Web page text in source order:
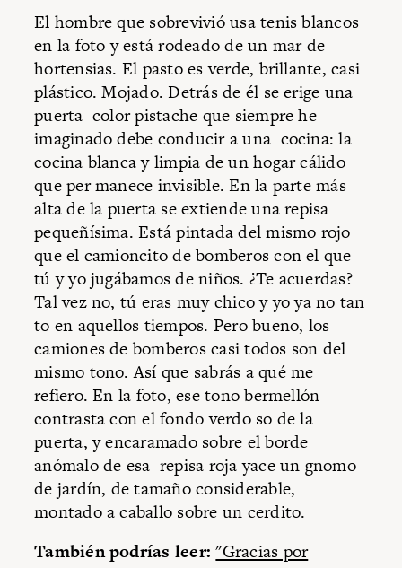
El hombre que sobrevivió usa tenis blancos
en la foto y está rodeado de un mar de
hortensias. El pasto es verde, brillante, casi
plástico. Mojado. Detrás de él se erige una
puerta color pistache que siempre he
imaginado debe conducir a una cocina: la
cocina blanca y limpia de un hogar cálido
que per manece invisible. En la parte más
alta de la puerta se extiende una repisa
pequeñísima. Está pintada del mismo rojo
que el camioncito de bomberos con el que
tú y yo jugábamos de niños. ¿Te acuerdas?
Tal vez no, tú eras muy chico y yo ya no tan
to en aquellos tiempos. Pero bueno, los
camiones de bomberos casi todos son del
mismo tono. Así que sabrás a qué me
refiero. En la foto, ese tono bermellón
contrasta con el fondo verdo so de la
puerta, y encaramado sobre el borde
anómalo de esa repisa roja yace un gnomo
de jardín, de tamaño considerable,
montado a caballo sobre un cerdito.
También podrías leer: "Gracias por